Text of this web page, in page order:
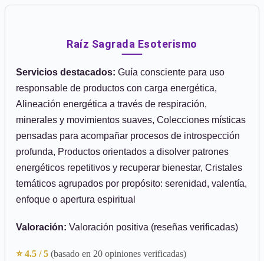
Raíz Sagrada Esoterismo
Servicios destacados: Guía consciente para uso
responsable de productos con carga energética,
Alineación energética a través de respiración,
minerales y movimientos suaves, Colecciones místicas
pensadas para acompañar procesos de introspección
profunda, Productos orientados a disolver patrones
energéticos repetitivos y recuperar bienestar, Cristales
temáticos agrupados por propósito: serenidad, valentía,
enfoque o apertura espiritual
Valoración: Valoración positiva (reseñas verificadas)
⭐ 4.5 / 5 (basado en 20 opiniones verificadas)